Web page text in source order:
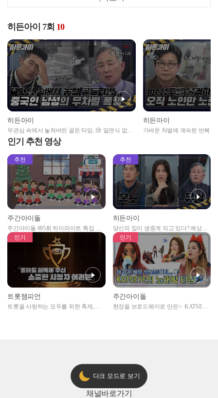
히든아이 7회 10
히든아이
무관심 속에서 놓쳐버린 골든 타임..😢 일면식 없는
노인들을 향한 중국인 남성의 무차별 폭행
히든아이
가벼운 처벌에 계속된 반복
인기 추천 영상
추천
주간아이돌
주간아이돌 695회 하이라이트 특집 남
자아이돌편 예고
추천
히든아이
당신의 집이 생중계 되고 있다? 예상치
못한 곳에서 일어나는 불법촬영 범죄!
인기
트롯챔피언
트롯을 사랑하는 모두를 위한 축제,
인기
주간아이돌
현장을 브로드웨이로 만든✨ KATSEYE
다크 모드로 보기
채널바로가기